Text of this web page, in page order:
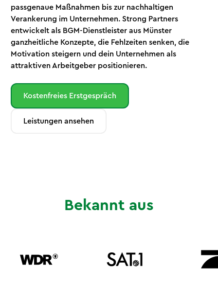
passgenaue Maßnahmen bis zur nachhaltigen
Verankerung im Unternehmen. Strong Partners
entwickelt als BGM-Dienstleister aus Münster
ganzheitliche Konzepte, die Fehlzeiten senken, die
Motivation steigern und dein Unternehmen als
attraktiven Arbeitgeber positionieren.
Kostenfreies Erstgespräch
Leistungen ansehen
Bekannt aus